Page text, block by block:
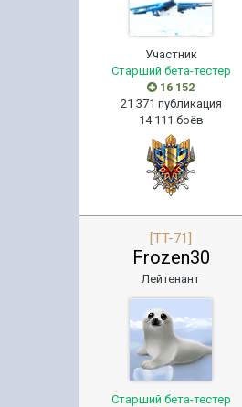
Участник
Старший бета-тестер
16 152
21 371 публикация
14 111 боёв
[TT-71]
Frozen30
Лейтенант
Старший бета-тестер